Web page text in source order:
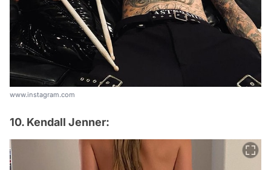
www.instagram.com
10. Kendall Jenner: